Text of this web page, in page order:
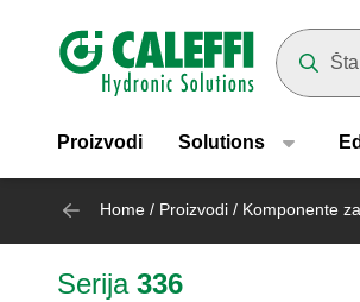
Header main
Proizvodi Solutions
Home / Proizvodi / Komponente
Serija 336